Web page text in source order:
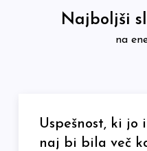
Najboljši
na
Uspešnost, ki
naj bi bila več